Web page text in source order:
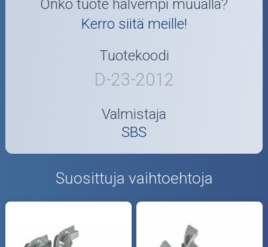
Onko tuote halvempi muualla?
Kerro siitä meille!
Tuotekoodi
D-23-2012
Valmistaja
SBS
Suosittuja vaihtoehtoja